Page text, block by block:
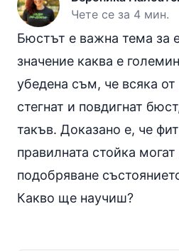
Чете се за 4 мин.
Бюстът е важна тема за
значение каква е
убедена съм, че всяка
стегнат и повдигнат
такъв. Доказано е, че
правилната стойка
подобряване
Какво ще научиш?